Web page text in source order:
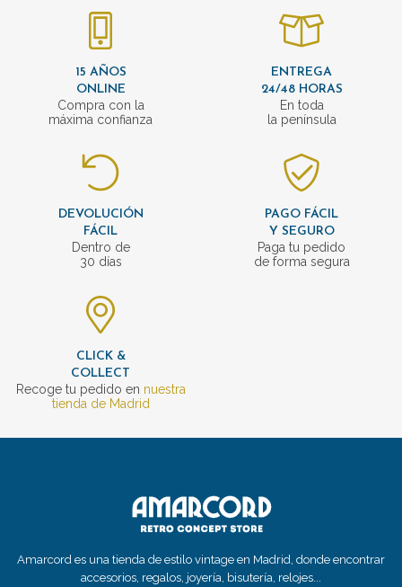
15 AÑOS
ONLINE
Compra con la
máxima confianza
ENTREGA
24/48 HORAS
En toda
la península
DEVOLUCIÓN
FÁCIL
Dentro de
30 días
PAGO FÁCIL
Y SEGURO
Paga tu pedido
de forma segura
CLICK &
COLLECT
Recoge tu pedido en nuestra
tienda de Madrid
Amarcord es una tienda de estilo vintage en Madrid, donde encontrar
accesorios, regalos, joyería, bisutería, relojes...